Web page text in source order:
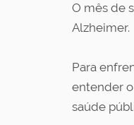
O mês de
Alzheimer.
Para
entender
saúde